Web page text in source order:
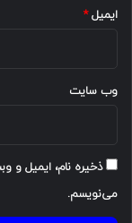
ایمیل*
وب‌ سایت
ذخیره نام، ایمیل و
می‌نویسم.